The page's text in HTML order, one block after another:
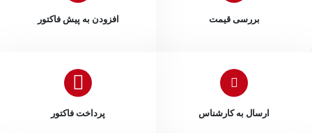
بررسی قیمت افزودن به پیش فاکتور
ارسال به کارشناس پرداخت فاکتور